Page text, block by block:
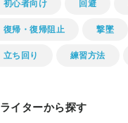
初心者向け 回避
復帰・復帰阻止 撃墜
立ち回り 練習方法
ライターから探す